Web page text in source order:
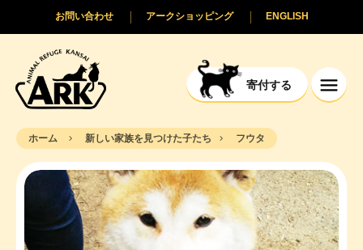
寄付する
ENGLISH
アークショッピング
お問い合わせ
ホーム 新しい家族を見つけた子たち フウタ